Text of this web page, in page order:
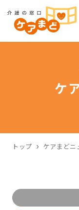
ケ
トップ ケアまどニ